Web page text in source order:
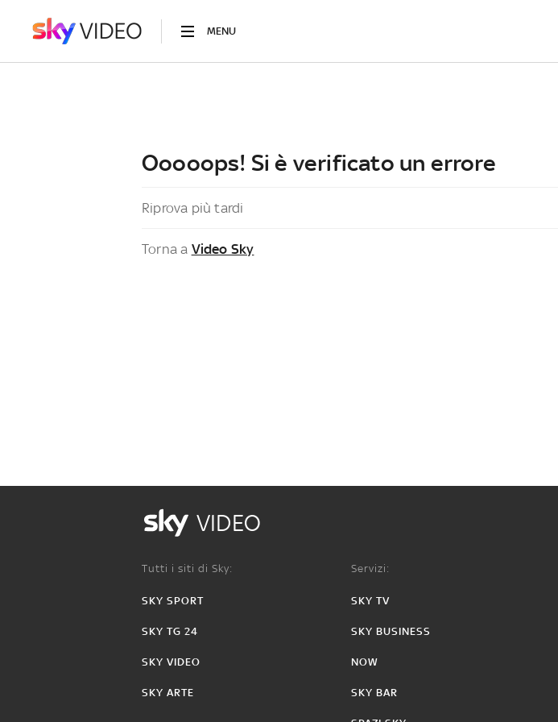
MENU
Ooooops! Si è verificato un errore
Riprova più tardi
Torna a Video Sky
VIDEO
Tutti i siti di Sky:
SKY SPORT
SKY TG 24
SKY VIDEO
SKY ARTE
Servizi:
SKY TV
SKY BUSINESS
NOW
SKY BAR